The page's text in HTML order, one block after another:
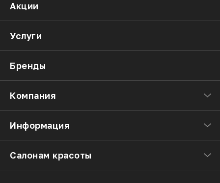
Акции
Услуги
Бренды
Компания
Информация
Салонам красоты